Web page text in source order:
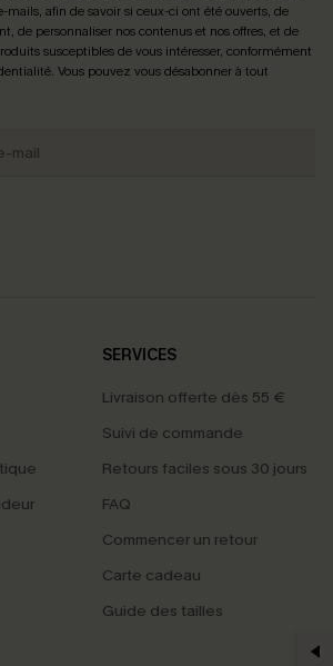
mails, afin de savoir si ceux-ci ont été ouverts, de
de personnaliser nos contenus et nos offres, et de
susceptibles de vous intéresser, conformément
. Vous pouvez vous désabonner à tout
SERVICES
Livraison offerte dès 55 €
Suivi de commande
Retours faciles sous 30 jours
FAQ
Commencer un retour
Carte cadeau
Guide des tailles
DE -15%